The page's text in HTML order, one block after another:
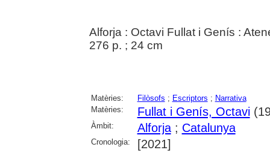
Alforja : Octavi Fullat i Genís :
276 p. ; 24 cm
Matèries: Filòsofs ; Escriptors ; Narrativa
Matèries:
Fullat i Genís, Octavi
Àmbit: Alforja; Catalunya
Cronologia: [2021]